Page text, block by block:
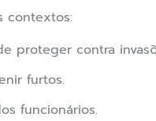
contextos:
proteger contra
furtos.
funcionários.